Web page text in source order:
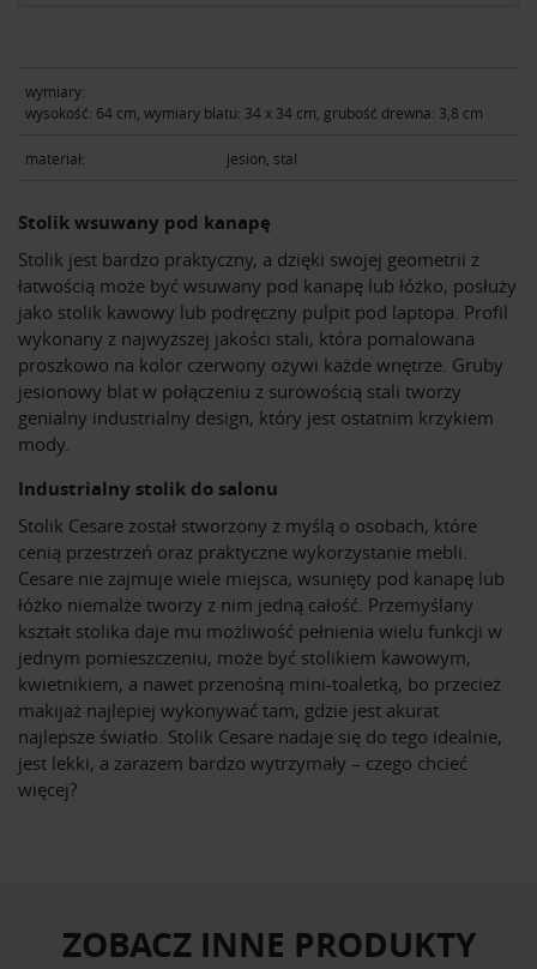
wymiary:
wysokość: 64 cm, wymiary blatu: 34 x 34 cm, grubość drewna: 3,8 cm
materiał: jesion, stal
Stolik wsuwany pod kanapę
Stolik jest bardzo praktyczny, a dzięki swojej geometrii z
łatwością może być wsuwany pod kanapę lub łóżko, posłuży
jako stolik kawowy lub podręczny pulpit pod laptopa. Profil
wykonany z najwyższej jakości stali, która pomalowana
proszkowo na kolor czerwony ożywi każde wnętrze. Gruby
jesionowy blat w połączeniu z surowością stali tworzy
genialny industrialny design, który jest ostatnim krzykiem
mody.
Industrialny stolik do salonu
Stolik Cesare został stworzony z myślą o osobach, które
cenią przestrzeń oraz praktyczne wykorzystanie mebli.
Cesare nie zajmuje wiele miejsca, wsunięty pod kanapę lub
łóżko niemalże tworzy z nim jedną całość. Przemyślany
kształt stolika daje mu możliwość pełnienia wielu funkcji w
jednym pomieszczeniu, może być stolikiem kawowym,
kwietnikiem, a nawet przenośną mini-toaletką, bo przecież
makijaż najlepiej wykonywać tam, gdzie jest akurat
najlepsze światło. Stolik Cesare nadaje się do tego idealnie,
jest lekki, a zarazem bardzo wytrzymały – czego chcieć
więcej?
ZOBACZ INNE PRODUKTY